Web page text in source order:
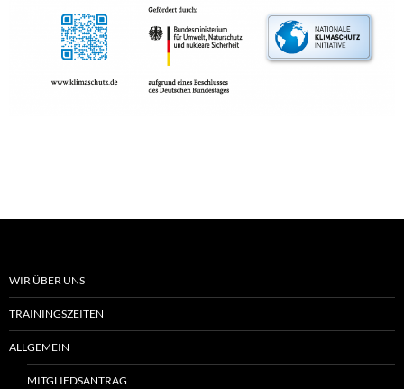
WIR ÜBER UNS
TRAININGSZEITEN
ALLGEMEIN
MITGLIEDSANTRAG